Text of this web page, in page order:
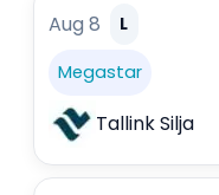
Aug 8 L
Megastar
Tallink Silja